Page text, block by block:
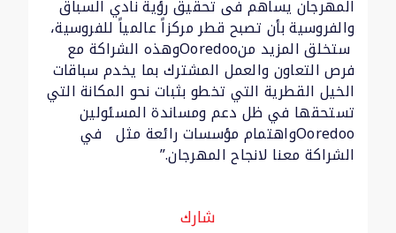
المهرجان يساهم فى تحقيق رؤية نادي السباق
والفروسية بأن تصبح قطر مركزاً عالمياً للفروسية،
وهذه الشراكة معOoredooستخلق المزيد من
فرص التعاون والعمل المشترك بما يخدم سباقات
الخيل القطرية التي تخطو بثبات نحو المكانة التي
تستحقها في ظل دعم ومساندة المسئولين
واهتمام مؤسسات رائعة مثلOoredoo في
الشراكة معنا لانجاح المهرجان.”
شارك